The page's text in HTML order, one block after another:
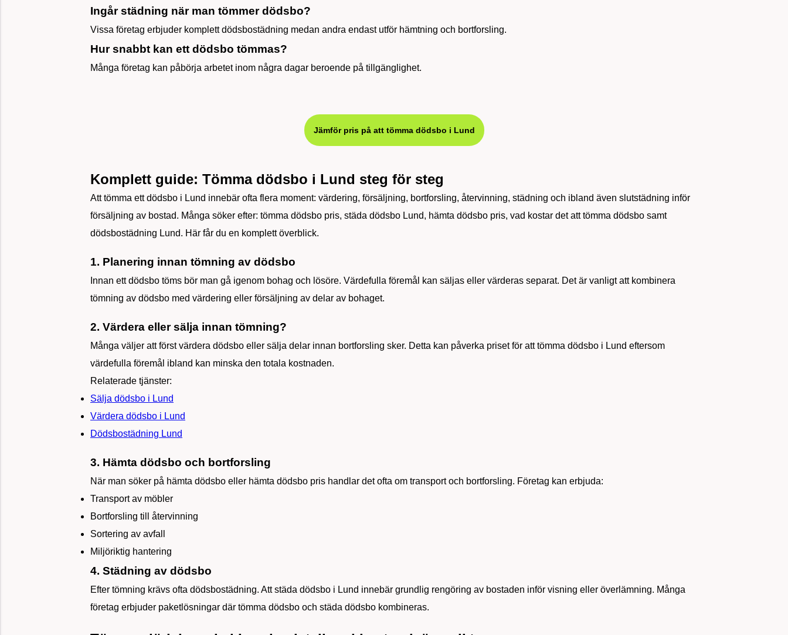
Ingår städning när man tömmer dödsbo?
Vissa företag erbjuder komplett dödsbostädning medan andra endast utför hämtning och bortforsling.
Hur snabbt kan ett dödsbo tömmas?
Många företag kan påbörja arbetet inom några dagar beroende på tillgänglighet.
Jämför pris på att tömma dödsbo i Lund
Komplett guide: Tömma dödsbo i Lund steg för steg
Att tömma ett dödsbo i Lund innebär ofta flera moment: värdering, försäljning, bortforsling, återvinning, städning och ibland även slutstädning inför
försäljning av bostad. Många söker efter: tömma dödsbo pris, städa dödsbo Lund, hämta dödsbo pris, vad kostar det att tömma dödsbo samt
dödsbostädning Lund. Här får du en komplett överblick.
1. Planering innan tömning av dödsbo
Innan ett dödsbo töms bör man gå igenom bohag och lösöre. Värdefulla föremål kan säljas eller värderas separat. Det är vanligt att kombinera
tömning av dödsbo med värdering eller försäljning av delar av bohaget.
2. Värdera eller sälja innan tömning?
Många väljer att först värdera dödsbo eller sälja delar innan bortforsling sker. Detta kan påverka priset för att tömma dödsbo i Lund eftersom
värdefulla föremål ibland kan minska den totala kostnaden.
Relaterade tjänster:
Sälja dödsbo i Lund
Värdera dödsbo i Lund
Dödsbostädning Lund
3. Hämta dödsbo och bortforsling
När man söker på hämta dödsbo eller hämta dödsbo pris handlar det ofta om transport och bortforsling. Företag kan erbjuda:
Transport av möbler
Bortforsling till återvinning
Sortering av avfall
Miljöriktig hantering
4. Städning av dödsbo
Efter tömning krävs ofta dödsbostädning. Att städa dödsbo i Lund innebär grundlig rengöring av bostaden inför visning eller överlämning. Många
företag erbjuder paketlösningar där tömma dödsbo och städa dödsbo kombineras.